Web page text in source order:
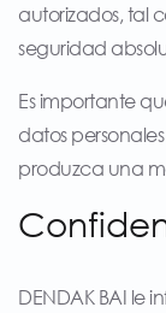
autorizados, tal
seguridad
Es importante
datos
produzca una
DENDAK BAI le